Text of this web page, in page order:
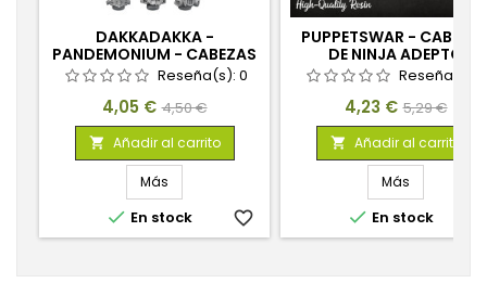
DAKKADAKKA -
PANDEMONIUM - CABEZAS
1:48Reseña(s): 0
Precio
4,05 € Precio
base
4,50 €
 Añadir al carrito
Más
 En stock favorite_border
PUPPETSWAR -
DE NINJA ADEPTO
Reseña(s):
Precio
4,23 € Precio
base
5,29 €
 Añadir al carrito
Más
 En stock